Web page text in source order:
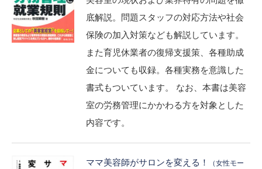
底解説。問題スタッフの対応方法や社会
保険の加入対策なども解説しています。
また育児休業者の復帰支援策、各種助成
金についても収録。各種実務を意識した
書式もついています。
なお、本書は美容
室の労務管理にかかわる方を対象とした
内容です。
ママ美容師がサロンを変える！
（女性モー